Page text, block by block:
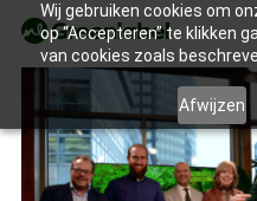
Wij gebruiken cookies om
op “Accepteren” te klikken
van cookies zoals
Afwijzen